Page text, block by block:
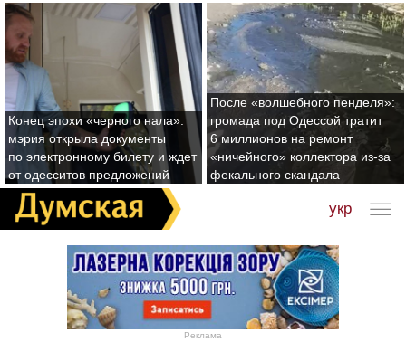
Конец эпохи «черного нала»:
мэрия открыла документы
по электронному билету и ждет
от одесситов предложений
После «волшебного пенделя»:
громада под Одессой тратит
6 миллионов на ремонт
«ничейного» коллектора из-за
фекального скандала
укр
Реклама